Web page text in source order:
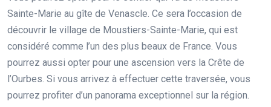
Sainte-Marie au gîte de Venascle. Ce sera l’occasion de
découvrir le village de Moustiers-Sainte-Marie, qui est
considéré comme l’un des plus beaux de France. Vous
pourrez aussi opter pour une ascension vers la Crête de
l’Ourbes. Si vous arrivez à effectuer cette traversée, vous
pourrez profiter d’un panorama exceptionnel sur la région.